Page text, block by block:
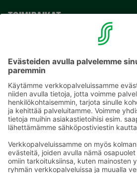
TOIMIPAIKAT
Sähköpostiosoitteet S-ryhmässä
etunimi.sukunimi@sok.fi
Seuraa meitä: